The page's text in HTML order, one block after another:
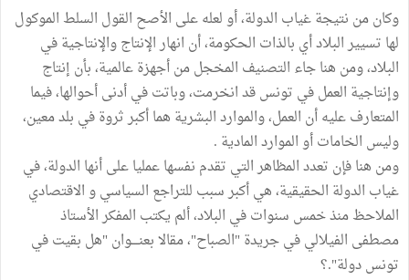
وكان من نتيجة غياب الدولة، أو لعله على الأصح القول السلط الموكول
لها تسيير البلاد أي بالذات الحكومة، أن انهار الإنتاج والإنتاجية في
البلاد، ومن هنا جاء التصنيف المخجل من أجهزة عالمية، بأن إنتاج
وإنتاجية العمل في تونس قد انخرمت، وباتت في أدنى أحوالها، فيما
المتعارف عليه أن العمل، والموارد البشرية هما أكبر ثروة في بلد معين،
وليس الخامات أو الموارد المادية .
ومن هنا فإن تعدد المظاهر التي تقدم نفسها عمليا على أنها الدولة، في
غياب الدولة الحقيقية، هي أكبر سبب للتراجع السياسي و الاقتصادي
الملاحظ منذ خمس سنوات في البلاد، ألم يكتب المفكر الأستاذ
مصطفى الفيلالي في جريدة "الصباح"، مقالا بعنــــوان "هل بقيت في
تونس دولة".؟